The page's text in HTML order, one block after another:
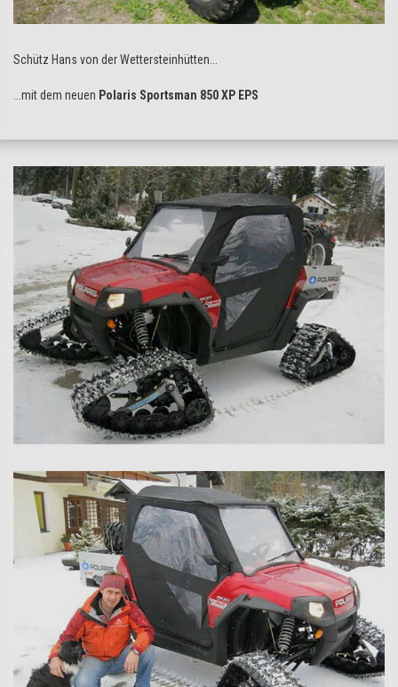
Schütz Hans von der Wettersteinhütten...
...mit dem neuen Polaris Sportsman 850 XP EPS